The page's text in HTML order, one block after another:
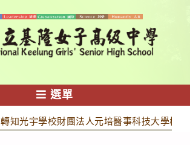
選單
轉知光宇學校財團法人元培醫事科技大學校